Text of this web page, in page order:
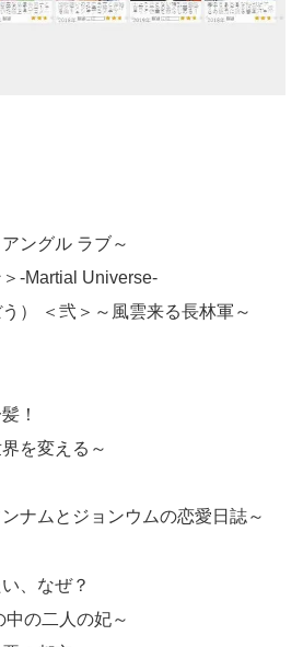
ングル ラブ～
-Martial Universe-
） ＜弐＞～風雲来る長林軍～
！
を変える～
ナムとジョンウムの恋愛日誌～
、なぜ？
の二人の妃～